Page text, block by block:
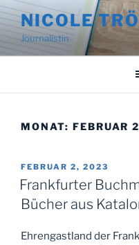
Zum
Inhalt
springen
NICOLE
Journalistin
MONAT: FEBRUAR
VERÖFFENTLICHT
AM
FEBRUAR 2, 2023
Frankfurter
Bücher aus
Ehrengastland der